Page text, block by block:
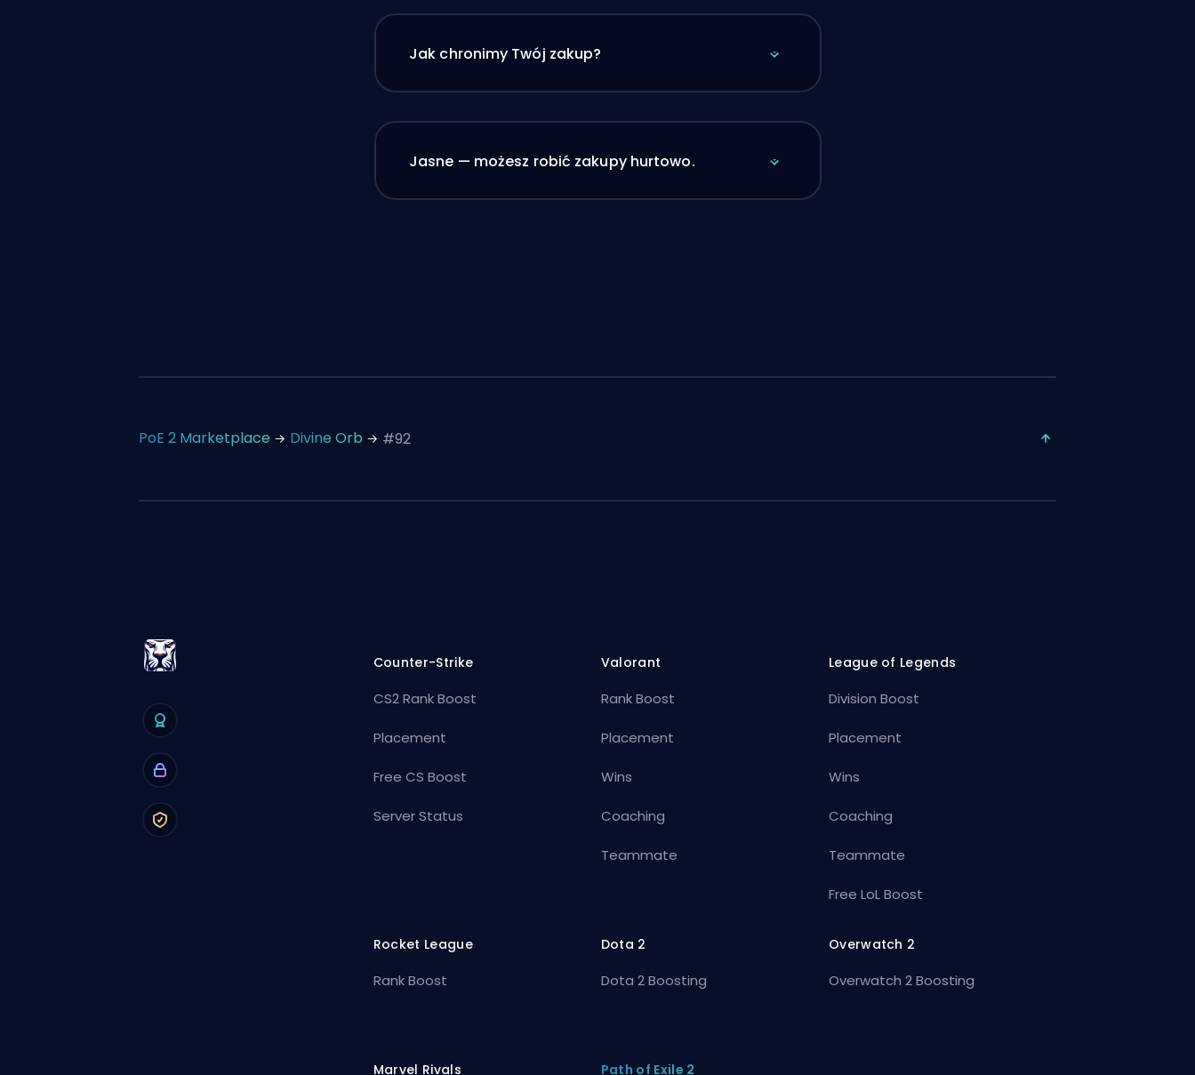
Jak chronimy Twój zakup?
Jasne — możesz robić zakupy hurtowo.
PoE 2 Marketplace Divine Orb #92
Counter-Strike
CS2 Rank Boost
Placement
Free CS Boost
Server Status
Valorant
Rank Boost
Placement
Wins
Coaching
Teammate
League of Legends
Division Boost
Placement
Wins
Coaching
Teammate
Free LoL Boost
Rocket League
Rank Boost
Dota 2
Dota 2 Boosting
Overwatch 2
Overwatch 2 Boosting
Marvel Rivals Path of Exile 2